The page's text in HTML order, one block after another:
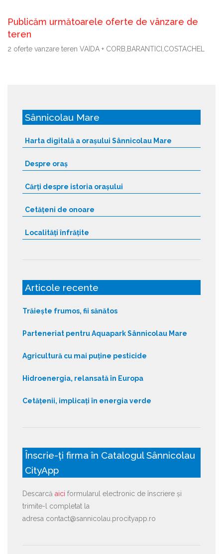
Publicăm următoarele oferte de vânzare de
teren
2 oferte vanzare teren VAIDA + CORB,BARANTICI,COSTACHEL
Sânnicolau Mare
Harta digitală a orașului Sânnicolau Mare
Despre oraș
Cărți despre istoria orașului
Cetățeni de onoare
Localități înfrățite
Articole recente
Trăiește frumos, fii sănătos
Parteneriat pentru Aquapark Sânnicolau Mare
Agricultură cu mai puține pesticide
Hidroenergia, relansată în Europa
Cetățenii, implicați în energia verde
Înscrie-ți firma în Catalogul Sânnicolau
CityApp
Descarcă aici formularul electronic de înscriere și
trimite-l completat la
adresa contact@sannicolau.procityapp.ro